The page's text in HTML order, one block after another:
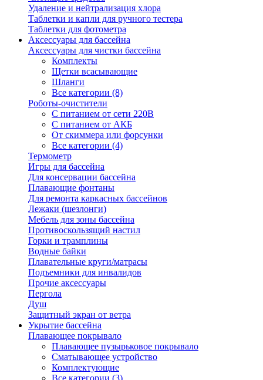
Удаление и нейтрализация хлора
Таблетки и капли для ручного тестера
Таблетки для фотометра
Аксессуары для бассейна
Аксессуары для чистки бассейна
Комплекты
Щетки всасывающие
Шланги
Все категории (8)
Роботы-очистители
С питанием от сети 220В
С питанием от АКБ
От скиммера или форсунки
Все категории (4)
Термометр
Игры для бассейна
Для консервации бассейна
Плавающие фонтаны
Для ремонта каркасных бассейнов
Лежаки (шезлонги)
Мебель для зоны бассейна
Противоскользящий настил
Горки и трамплины
Водные байки
Плавательные круги/матрасы
Подъемники для инвалидов
Прочие аксессуары
Пергола
Душ
Защитный экран от ветра
Укрытие бассейна
Плавающее покрывало
Плавающее пузырьковое покрывало
Сматывающее устройство
Комплектующие
Все категории (3)